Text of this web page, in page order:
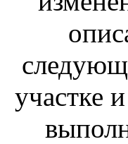
участке